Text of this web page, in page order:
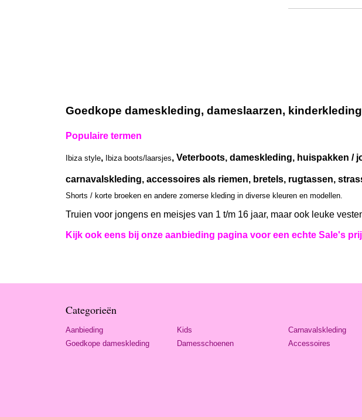
Goedkope dameskleding, dameslaarzen,
Populaire termen
Ibiza style, Ibiza boots/laarsjes, Veterboots, dameskleding, huispakken /
carnavalskleding, accessoires als riemen, bretels, rugtassen,
Shorts / korte broeken en andere zomerse kleding in diverse kleuren en modellen.
Truien voor jongens en meisjes van 1 t/m 16 jaar, maar ook leuke
Kijk ook eens bij onze aanbieding pagina voor een echte Sale's
Categorieën
Aanbieding
Goedkope dameskleding
Kids
Damesschoenen
Carnavalskleding
Accessoires